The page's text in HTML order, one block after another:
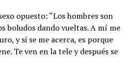
opuesto: “Los hombres son
boludos dando vueltas. A mí me
y si se me acerca, es porque
Te ven en la tele y después se